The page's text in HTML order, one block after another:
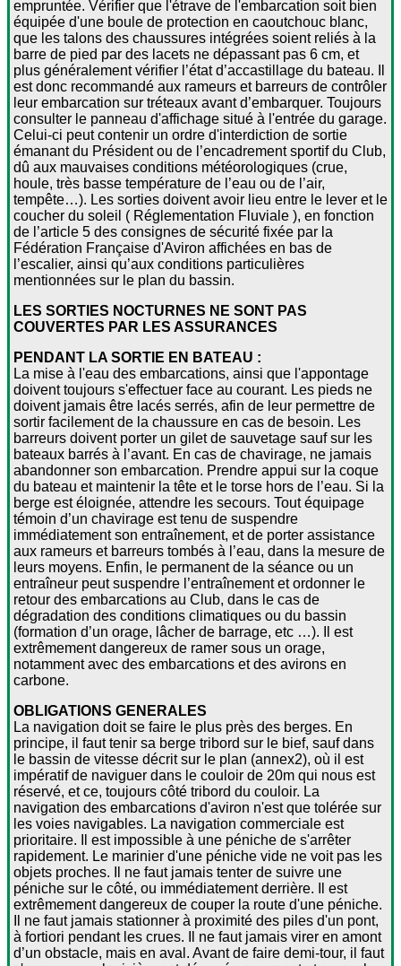
empruntée. Vérifier que l'étrave de l'embarcation soit bien
équipée d'une boule de protection en caoutchouc blanc,
que les talons des chaussures intégrées soient reliés à la
barre de pied par des lacets ne dépassant pas 6 cm, et
plus généralement vérifier l’état d’accastillage du bateau. Il
est donc recommandé aux rameurs et barreurs de contrôler
leur embarcation sur tréteaux avant d’embarquer. Toujours
consulter le panneau d'affichage situé à l'entrée du garage.
Celui-ci peut contenir un ordre d'interdiction de sortie
émanant du Président ou de l’encadrement sportif du Club,
dû aux mauvaises conditions météorologiques (crue,
houle, très basse température de l’eau ou de l’air,
tempête…). Les sorties doivent avoir lieu entre le lever et le
coucher du soleil ( Réglementation Fluviale ), en fonction
de l’article 5 des consignes de sécurité fixée par la
Fédération Française d'Aviron affichées en bas de
l’escalier, ainsi qu’aux conditions particulières
mentionnées sur le plan du bassin.
LES SORTIES NOCTURNES NE SONT PAS
COUVERTES PAR LES ASSURANCES
PENDANT LA SORTIE EN BATEAU :
La mise à l'eau des embarcations, ainsi que l'appontage
doivent toujours s'effectuer face au courant. Les pieds ne
doivent jamais être lacés serrés, afin de leur permettre de
sortir facilement de la chaussure en cas de besoin. Les
barreurs doivent porter un gilet de sauvetage sauf sur les
bateaux barrés à l’avant. En cas de chavirage, ne jamais
abandonner son embarcation. Prendre appui sur la coque
du bateau et maintenir la tête et le torse hors de l’eau. Si la
berge est éloignée, attendre les secours. Tout équipage
témoin d’un chavirage est tenu de suspendre
immédiatement son entraînement, et de porter assistance
aux rameurs et barreurs tombés à l’eau, dans la mesure de
leurs moyens. Enfin, le permanent de la séance ou un
entraîneur peut suspendre l’entraînement et ordonner le
retour des embarcations au Club, dans le cas de
dégradation des conditions climatiques ou du bassin
(formation d’un orage, lâcher de barrage, etc …). Il est
extrêmement dangereux de ramer sous un orage,
notamment avec des embarcations et des avirons en
carbone.
OBLIGATIONS GENERALES
La navigation doit se faire le plus près des berges. En
principe, il faut tenir sa berge tribord sur le bief, sauf dans
le bassin de vitesse décrit sur le plan (annex2), où il est
impératif de naviguer dans le couloir de 20m qui nous est
réservé, et ce, toujours côté tribord du couloir. La
navigation des embarcations d'aviron n'est que tolérée sur
les voies navigables. La navigation commerciale est
prioritaire. Il est impossible à une péniche de s'arrêter
rapidement. Le marinier d'une péniche vide ne voit pas les
objets proches. Il ne faut jamais tenter de suivre une
péniche sur le côté, ou immédiatement derrière. Il est
extrêmement dangereux de couper la route d'une péniche.
Il ne faut jamais stationner à proximité des piles d'un pont,
à fortiori pendant les crues. Il ne faut jamais virer en amont
d’un obstacle, mais en aval. Avant de faire demi-tour, il faut